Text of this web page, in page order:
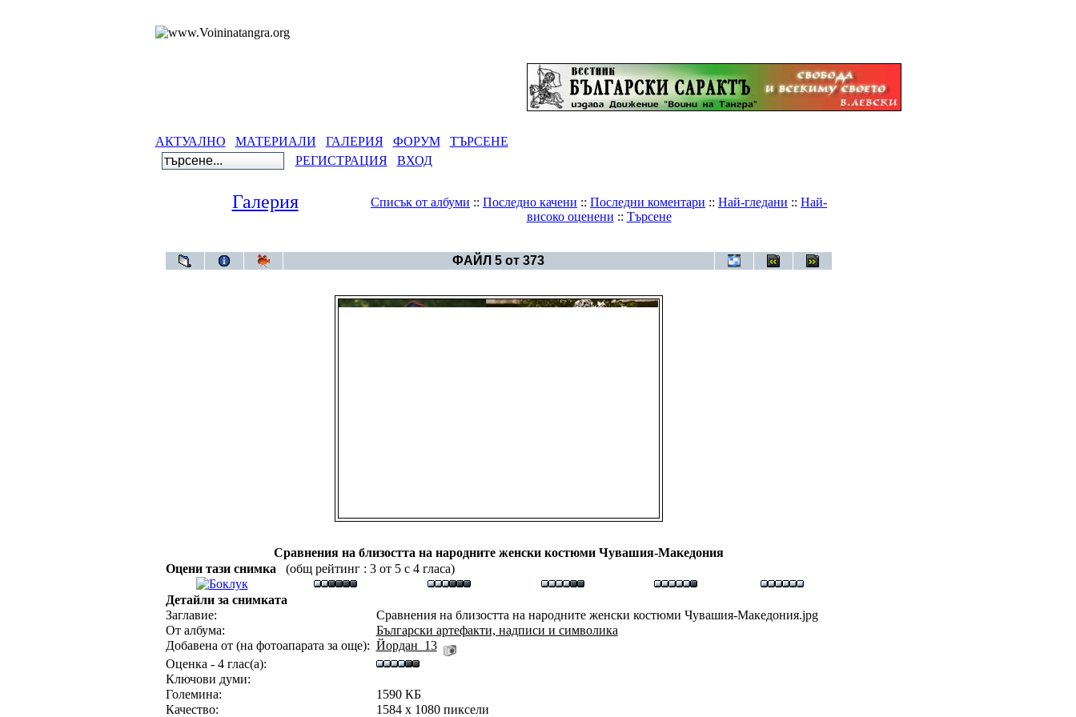
АКТУАЛНО МАТЕРИАЛИ ГАЛЕРИЯ ФОРУМ
ТЪРСЕНЕ
РЕГИСТРАЦИЯ
ВХОД
Галерия Списък от албуми :: Последно качени :: Последни коментари :: Най-гледани :: Най-
високо оценени :: Търсене
ФАЙЛ 5 от 373
Сравнения на близостта на народните женски костюми Чувашия-Македония
Оцени тази снимка
(общ рейтинг : 3 от 5 с 4 гласа)
Детайли за снимката
Заглавие:
Сравнения на близостта на народните женски костюми Чувашия-Македония.jpg
От албума:
Български артефакти, надписи и символика
Добавена от (на фотоапарата за още): Йордан_13
Оценка - 4 глас(а):
Ключови думи:
Големина:
1590 КБ
Качество:
1584 x 1080 пиксели